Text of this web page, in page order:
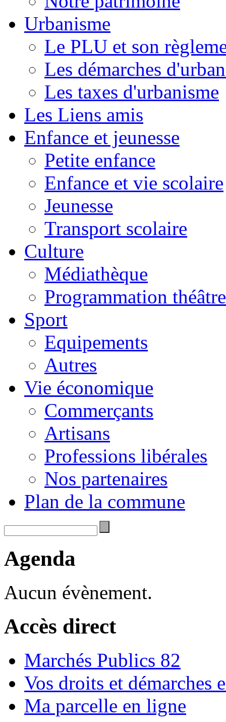
Urbanisme
Le PLU et son
Les démarches
Les taxes d'urbanisme
Les Liens amis
Enfance et jeunesse
Petite enfance
Enfance et vie scolaire
Jeunesse
Transport scolaire
Culture
Médiathèque
Programmation théâtre
Sport
Equipements
Autres
Vie économique
Commerçants
Artisans
Professions libérales
Nos partenaires
Plan de la commune
Agenda
Aucun évènement.
Accès direct
Marchés Publics 82
Vos droits et démarches
Ma parcelle en ligne